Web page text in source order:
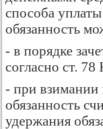
способа
обязанность
- в порядке
согласно ст.
- при взимании
обязанность
удержания